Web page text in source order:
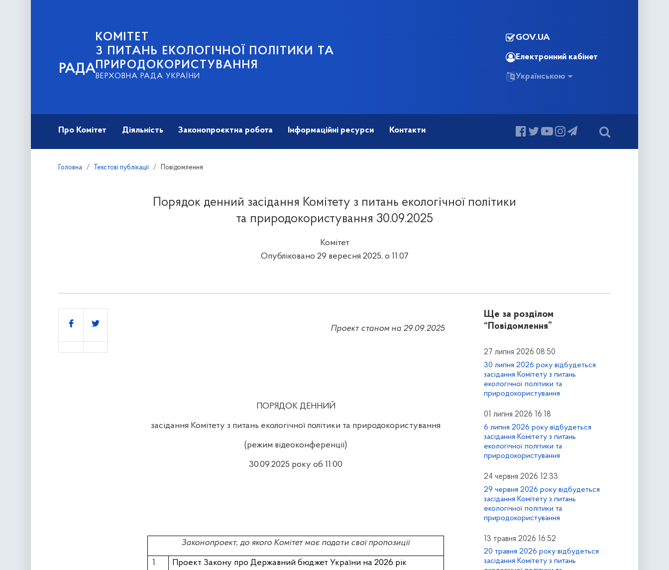
РАДА
КОМІТЕТ
З ПИТАНЬ ЕКОЛОГІЧНОЇ ПОЛІТИКИ ТА
ПРИРОДОКОРИСТУВАННЯ
ВЕРХОВНА РАДА УКРАЇНИ
GOV.UA
Електронний кабінет
Українською
Про Комітет Діяльність Законопроєктна робота Інформаційні ресурси Контакти
Головна Текстові публікації Повідомлення
Порядок денний засідання Комітету з питань екологічної політики
та природокористування 30.09.2025
Комітет
Опубліковано 29 вересня 2025, о 11:07
Проект станом на 29.09.2025
ПОРЯДОК ДЕННИЙ
засідання Комітету з питань екологічної політики та природокористування
(режим відеоконференції)
30.09.2025 року об 11:00
Законопроект, до якого Комітет має подати свої пропозиції
1.
Проект Закону про Державний бюджет України на 2026 рік
Поділитись
Ще за розділом
“Повідомлення”
27 липня 2026 08:50
30 липня 2026 року відбудеться
засідання Комітету з питань
екологічної політики та
природокористування
01 липня 2026 16:18
6 липня 2026 року відбудеться
засідання Комітету з питань
екологічної політики та
природокористування
24 червня 2026 12:33
29 червня 2026 року відбудеться
засідання Комітету з питань
екологічної політики та
природокористування
13 травня 2026 16:52
20 травня 2026 року відбудеться
засідання Комітету з питань